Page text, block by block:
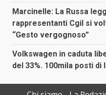
Marcinelle: La Russa
rappresentanti Cgil si
“Gesto vergognoso”
Volkswagen in caduta
del 33%. 100mila posti